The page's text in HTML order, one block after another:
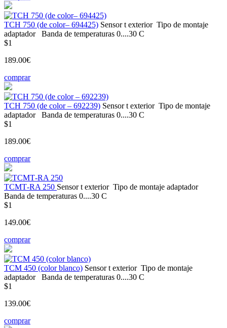
TCH 750 (de color– 694425) Sensor t exterior Tipo de montaje
adaptador
Banda de temperaturas 0....30 С
$1
189.00€
comprar
TCH 750 (de color – 692239) Sensor t exterior Tipo de montaje
adaptador
Banda de temperaturas 0....30 С
$1
189.00€
comprar
ТСМТ-RA 250 Sensor t exterior Tipo de montaje adaptador
Banda de temperaturas 0....30 С
$1
149.00€
comprar
ТСМ 450 (color blanco) Sensor t exterior Tipo de montaje
adaptador
Banda de temperaturas 0....30 С
$1
139.00€
comprar